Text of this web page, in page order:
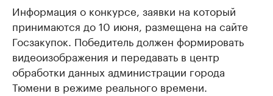
Информация о конкурсе, заявки на который
принимаются до 10 июня, размещена на сайте
Госзакупок. Победитель должен формировать
видеоизображения и передавать в центр
обработки данных администрации города
Тюмени в режиме реального времени.